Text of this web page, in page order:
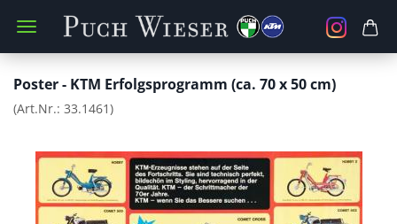
Poster - KTM Erfolgsprogramm (ca. 70 x 50 cm)
(Art.Nr.: 33.1461)